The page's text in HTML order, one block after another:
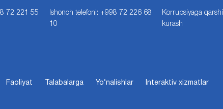
72 221 55
Ishonch telefoni: +998 72 226 68
10
Korrupsiyaga qarshi
kurash
Faoliyat Talabalarga Yo‘nalishlar Interaktiv xizmatlar